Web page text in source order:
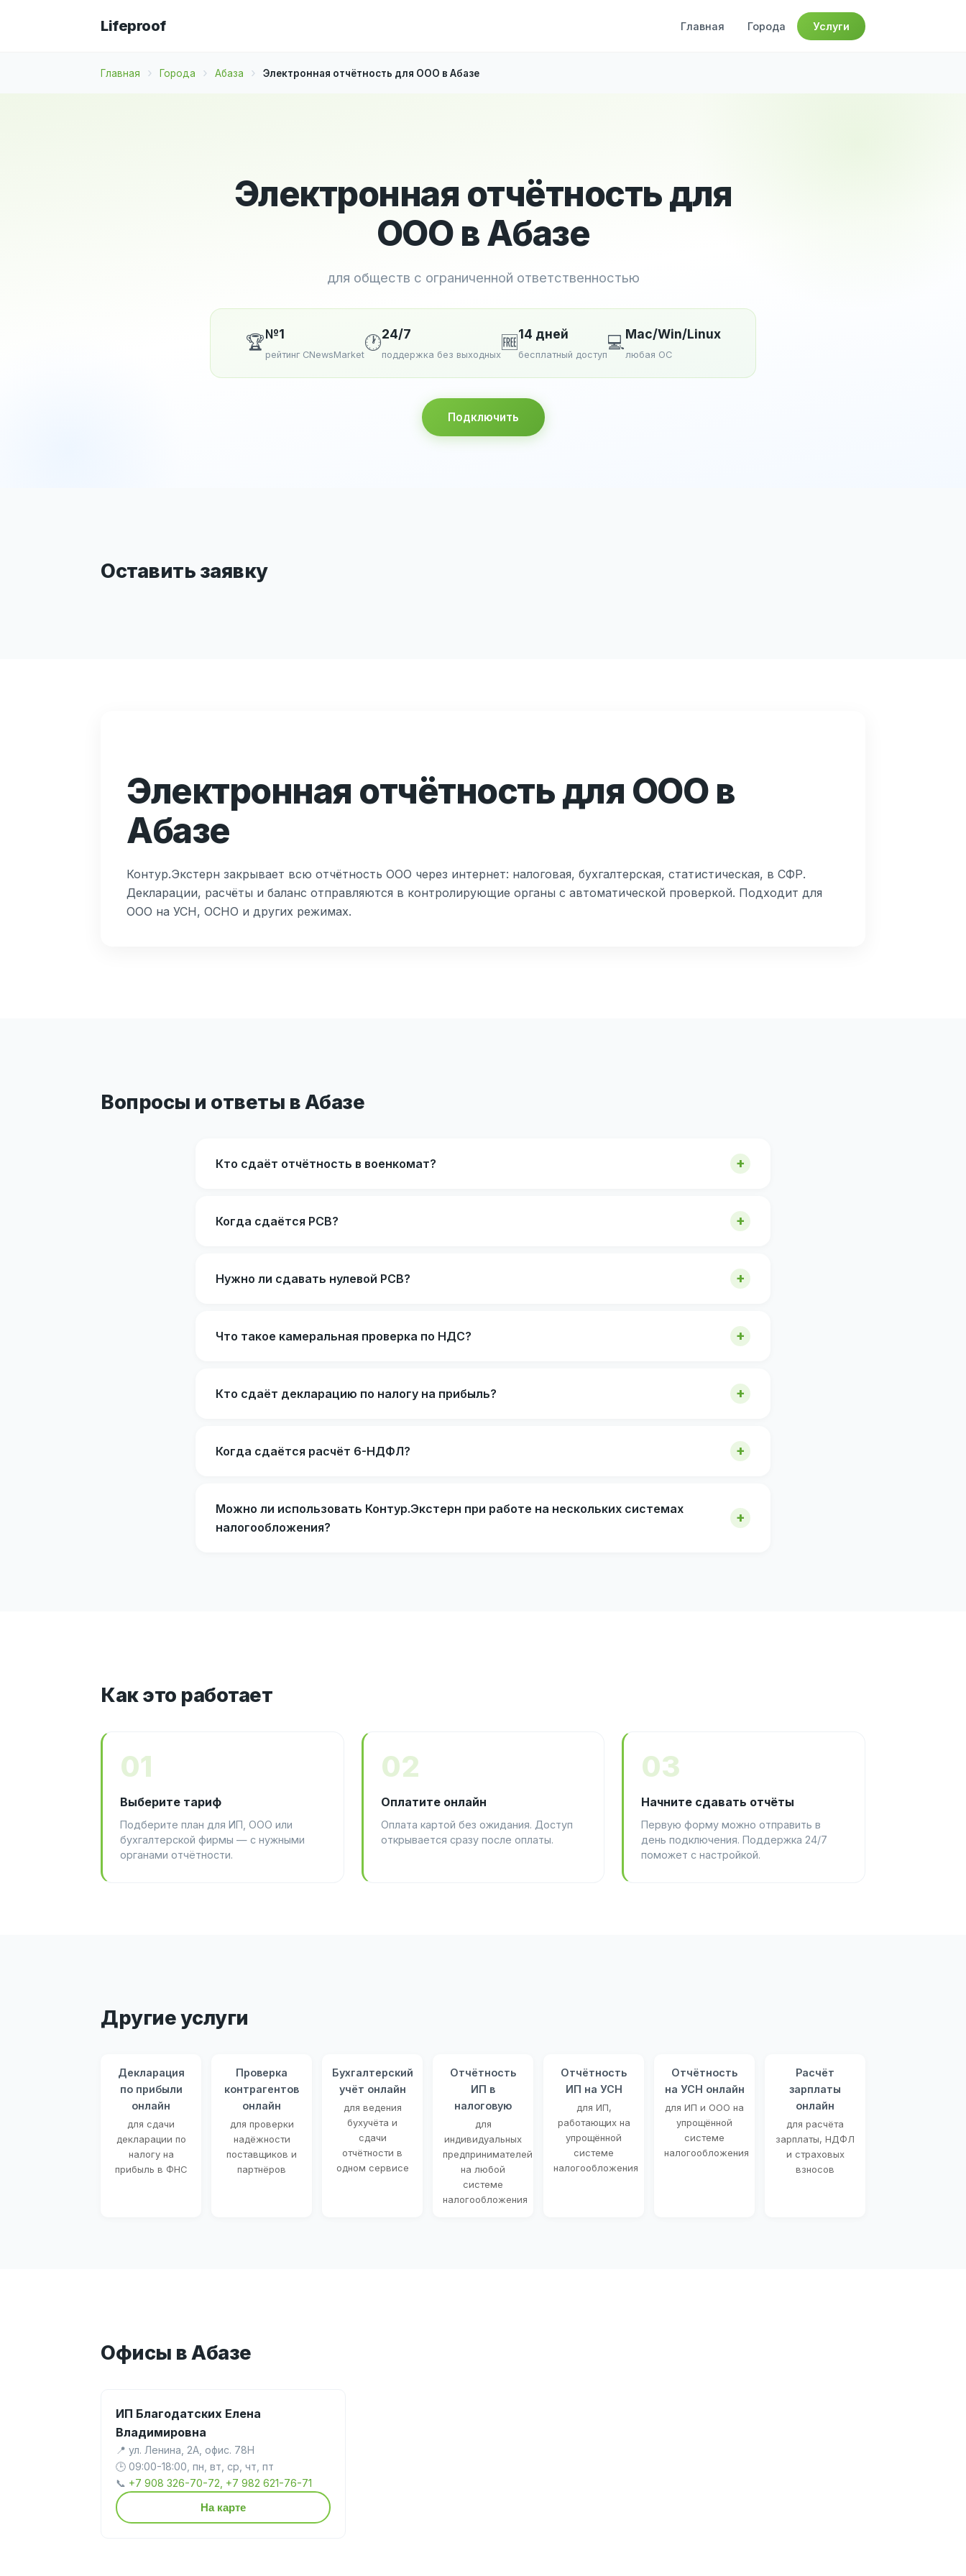
Lifeproof Главная Города Услуги
Главная Города Абаза Электронная отчётность для ООО в Абазе
Электронная отчётность для
ООО в Абазе
для обществ с ограниченной ответственностью
🏆№1
рейтинг CNewsMarket
🕐24/7
поддержка без выходных
🆓14 дней
бесплатный доступ
💻Mac/Win/Linux
любая ОС
Подключить
Оставить заявку
Электронная отчётность для ООО в
Абазе
Контур.Экстерн закрывает всю отчётность ООО через интернет: налоговая, бухгалтерская, статистическая, в СФР.
Декларации, расчёты и баланс отправляются в контролирующие органы с автоматической проверкой. Подходит для
ООО на УСН, ОСНО и других режимах.
Вопросы и ответы в Абазе
Кто сдаёт отчётность в военкомат?
Когда сдаётся РСВ?
Нужно ли сдавать нулевой РСВ?
Что такое камеральная проверка по НДС?
Кто сдаёт декларацию по налогу на прибыль?
Когда сдаётся расчёт 6-НДФЛ?
Можно ли использовать Контур.Экстерн при работе на нескольких системах
налогообложения?
Как это работает
01
Выберите тариф
Подберите план для ИП, ООО или
бухгалтерской фирмы — с нужными
органами отчётности.
02
Оплатите онлайн
Оплата картой без ожидания. Доступ
открывается сразу после оплаты.
03
Начните сдавать отчёты
Первую форму можно отправить в
день подключения. Поддержка 24/7
поможет с настройкой.
Другие услуги
Декларация
по прибыли
онлайн
для сдачи
декларации по
налогу на
прибыль в ФНС
Проверка
контрагентов
онлайн
для проверки
надёжности
поставщиков и
партнёров
Бухгалтерский
учёт онлайн
для ведения
бухучёта и
сдачи
отчётности в
одном сервисе
Отчётность
ИП в
налоговую
для
индивидуальных
предпринимателей
на любой
системе
налогообложения
Отчётность
ИП на УСН
для ИП,
работающих на
упрощённой
системе
налогообложения
Отчётность
на УСН онлайн
для ИП и ООО на
упрощённой
системе
налогообложения
Расчёт
зарплаты
онлайн
для расчёта
зарплаты, НДФЛ
и страховых
взносов
Офисы в Абазе
ИП Благодатских Елена
Владимировна
📍 ул. Ленина, 2А, офис. 78Н
🕒 09:00-18:00, пн, вт, ср, чт, пт
📞 +7 908 326-70-72, +7 982 621-76-71
На карте